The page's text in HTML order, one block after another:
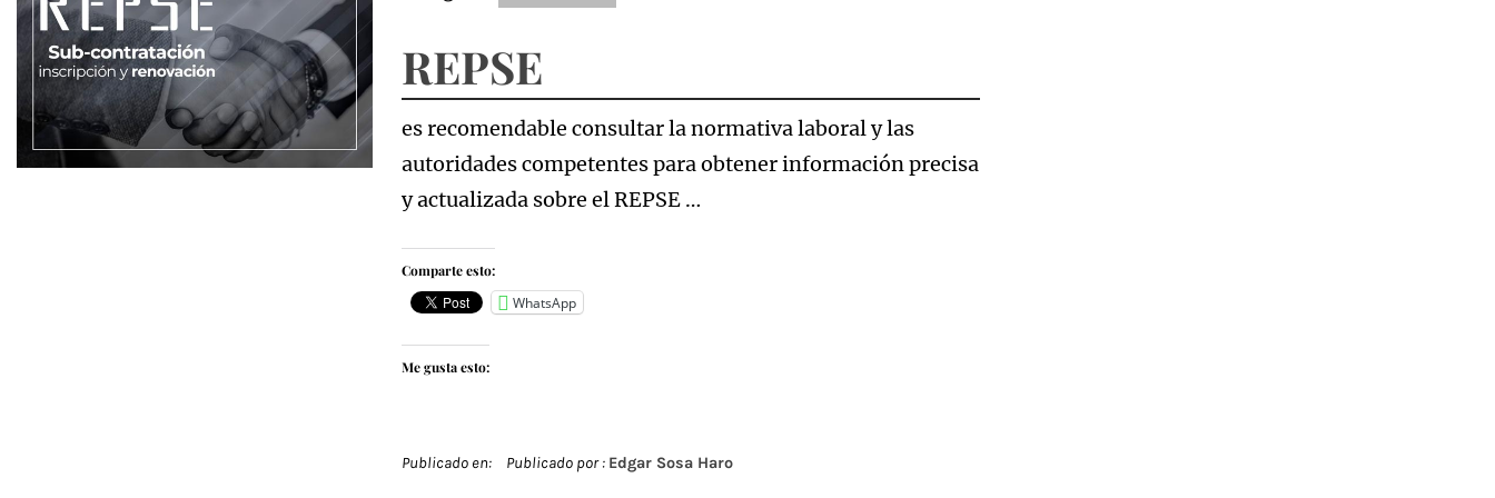
REPSE
es recomendable consultar la normativa laboral y las
autoridades competentes para obtener información precisa
y actualizada sobre el REPSE …
Comparte esto:
WhatsApp
Me gusta esto:
Publicado en: Publicado por : Edgar Sosa Haro